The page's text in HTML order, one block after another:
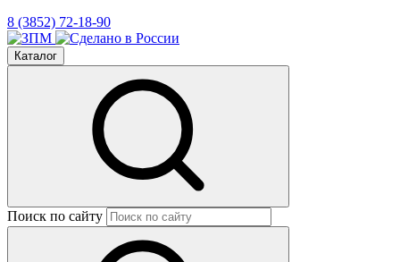
8 (3852) 72-18-90
Каталог
Поиск по сайту